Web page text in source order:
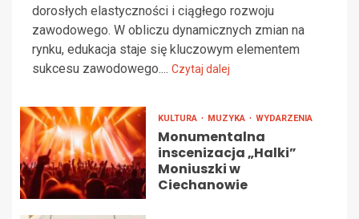
dorosłych elastyczności i ciągłego rozwoju
zawodowego. W obliczu dynamicznych zmian na
rynku, edukacja staje się kluczowym elementem
sukcesu zawodowego.... Czytaj dalej
KULTURA MUZYKA WYDARZENIA
Monumentalna
inscenizacja „Halki”
Moniuszki w
Ciechanowie